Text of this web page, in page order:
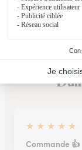
Ils ont fait
★ ★ ★ ★ ★
Commande 👍